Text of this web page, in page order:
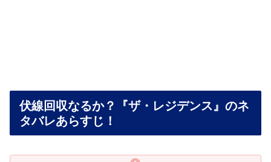
伏線回収なるか？『ザ・レジデンス』のネ
タバレあらすじ！